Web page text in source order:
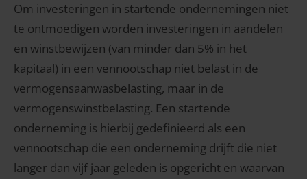
Om investeringen in startende ondernemingen niet
te ontmoedigen worden investeringen in aandelen
en winstbewijzen (van minder dan 5% in het
kapitaal) in een vennootschap niet belast in de
vermogensaanwasbelasting, maar in de
vermogenswinstbelasting. Een startende
onderneming is hierbij gedefinieerd als een
vennootschap die een onderneming drijft die niet
langer dan vijf jaar geleden is opgericht en waarvan